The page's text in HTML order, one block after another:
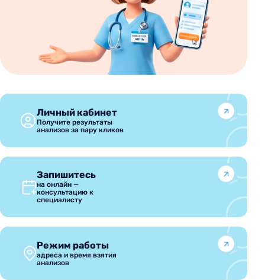
Личный кабинет
Получите результаты
анализов за пару кликов
Запишитесь
на онлайн —
консультацию к
специалисту
Режим работы
адреса и время взятия
анализов